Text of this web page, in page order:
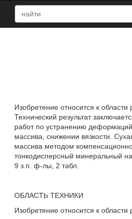
Изобретение относится к
Технический результат
работ по устранению деформаций
массива, снижении вязкости.
массива методом
тонкодисперсный минеральный
9 з.п. ф-лы, 2 табл.
ОБЛАСТЬ ТЕХНИКИ
Изобретение относится к